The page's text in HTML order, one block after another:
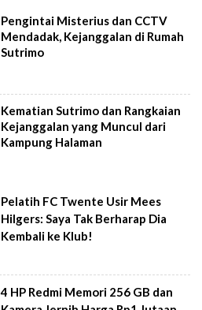
Pengintai Misterius dan CCTV
Mendadak, Kejanggalan di Rumah
Sutrimo
Kematian Sutrimo dan Rangkaian
Kejanggalan yang Muncul dari
Kampung Halaman
Pelatih FC Twente Usir Mees
Hilgers: Saya Tak Berharap Dia
Kembali ke Klub!
4 HP Redmi Memori 256 GB dan